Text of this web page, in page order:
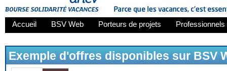
Accueil BSV Web Porteurs de projets
Exemple d'offres disponibles sur BSV